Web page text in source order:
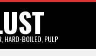
HARD-BOILED, PULP